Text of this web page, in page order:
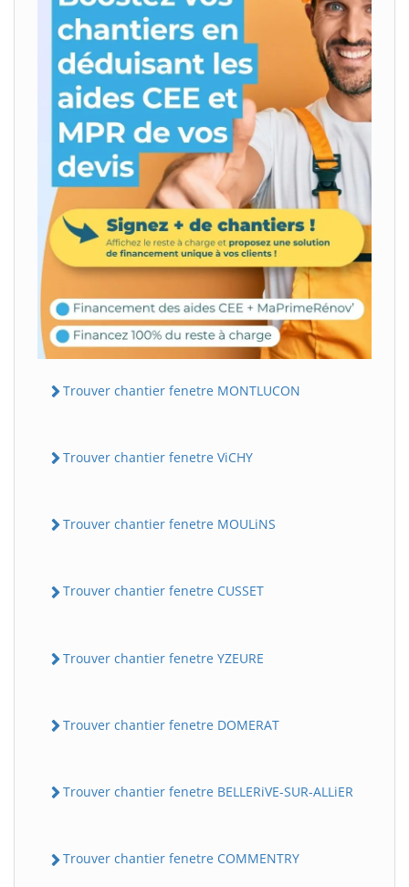
Trouver chantier fenetre MONTLUCON
Trouver chantier fenetre ViCHY
Trouver chantier fenetre MOULiNS
Trouver chantier fenetre CUSSET
Trouver chantier fenetre YZEURE
Trouver chantier fenetre DOMERAT
Trouver chantier fenetre BELLERiVE-SUR-ALLiER
Trouver chantier fenetre COMMENTRY